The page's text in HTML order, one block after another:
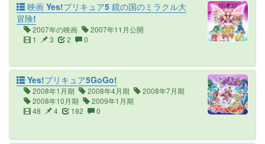
映画 Yes!プリキュア5 鏡の国のミラクル大
冒険!
2007年の映画
2007年11月公開
1
3 2 0
Yes!プリキュア5GoGo!
2008年1月期 2008年4月期
2008年7月期
2008年10月期
2009年1月期
48
4 192 0